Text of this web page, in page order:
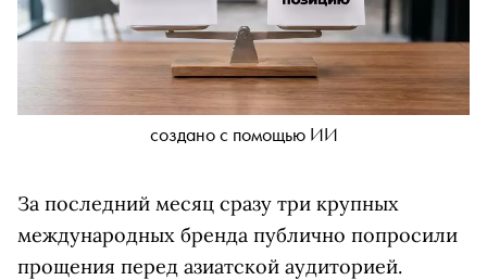
создано с помощью ИИ
За последний месяц сразу три крупных
международных бренда публично попросили
прощения перед азиатской аудиторией.